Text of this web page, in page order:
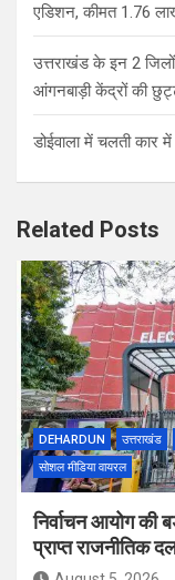
एडिशन, कीमत 1.76
उत्तराखंड के इन 2
आंगनबाड़ी केंद्रों की
डोईवाला में चलती
Related Posts
DEHARDUN उत्तराखंड
सोशल मीडिया वायरल
निर्वाचन आयोग की
प्राप्त राजनीतिक